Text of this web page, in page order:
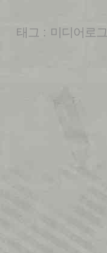
태그 : 미디어로그